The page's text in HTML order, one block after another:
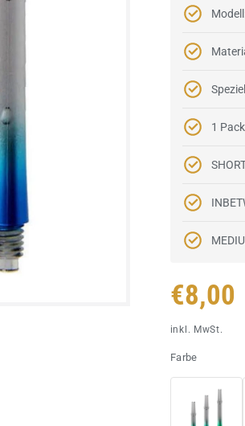
1
Preis
€8,00
inkl. MwSt.
Farbe